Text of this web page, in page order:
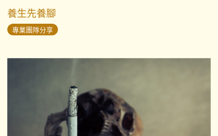
養生先養腳
專業團隊分享